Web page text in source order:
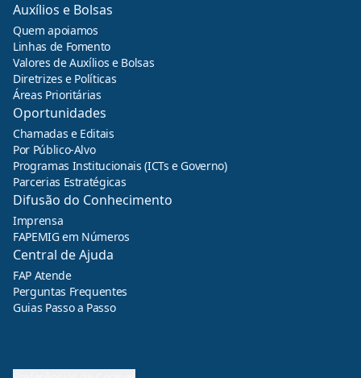
Auxílios e Bolsas
Quem apoiamos
Linhas de Fomento
Valores de Auxílios e Bolsas
Diretrizes e Políticas
Áreas Prioritárias
Oportunidades
Chamadas e Editais
Por Público-Alvo
Programas Institucionais (ICTs e Governo)
Parcerias Estratégicas
Difusão do Conhecimento
Imprensa
FAPEMIG em Números
Central de Ajuda
FAP Atende
Perguntas Frequentes
Guias Passo a Passo